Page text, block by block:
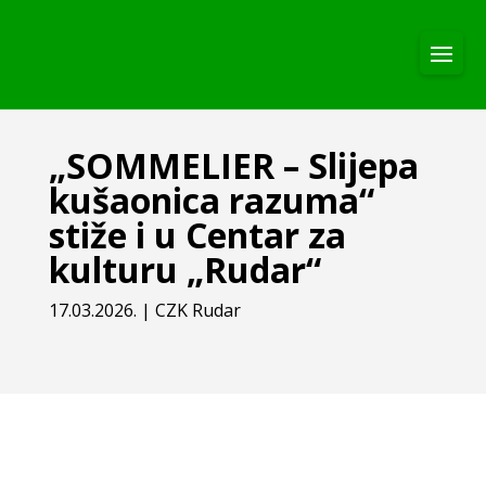
„SOMMELIER – Slijepa
kušaonica razuma“
stiže i u Centar za
kulturu „Rudar“
17.03.2026. | CZK Rudar